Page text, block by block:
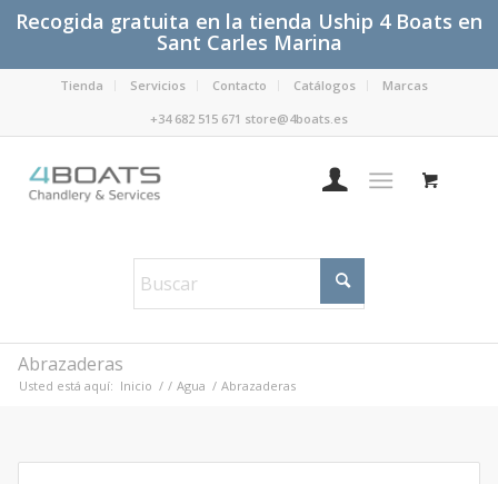
Recogida gratuita en la tienda Uship 4 Boats en
Sant Carles Marina
Tienda Servicios Contacto Catálogos
Marcas
+34 682 515 671 store@4boats.es
Abrazaderas
Usted está aquí: Inicio / / Agua / Abrazaderas